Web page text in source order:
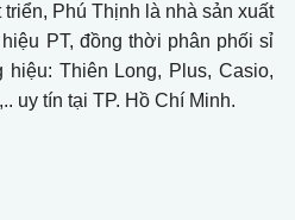
Phú Thịnh là nhà sản xuất
PT, đồng thời phân phối sỉ
Thiên Long, Plus, Casio,
uy tín tại TP. Hồ Chí Minh.